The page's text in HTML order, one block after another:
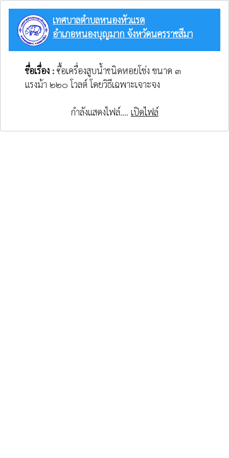
เทศบาลตำบลหนองหัวแรต
อำเภอหนองบุญมาก จังหวัดนครราชสีมา
ชื่อเรื่อง : ซื้อเครื่องสูบน้ำชนิดหอยโข่ง ขนาด ๓
แรงม้า ๒๒๐ โวลต์ โดยวิธีเฉพาะเจาะจง
กำลังแสดงไฟล์.... เปิดไฟล์